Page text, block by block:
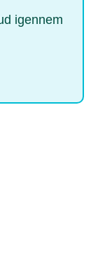
igennem